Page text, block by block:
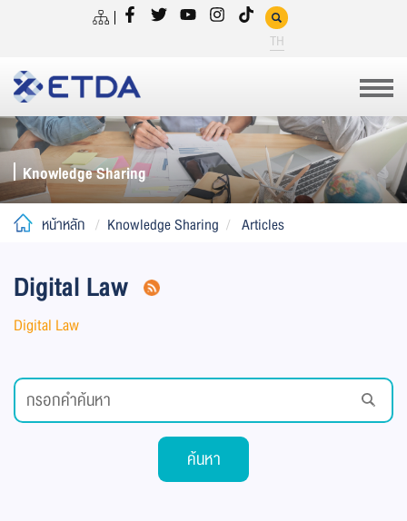
TH
Knowledge Sharing
หน้าหลัก Knowledge Sharing Articles
Digital Law
Digital Law
ค้นหา